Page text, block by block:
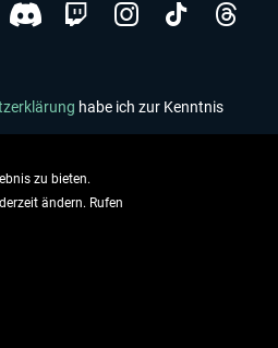
habe ich zur Kenntnis
zu bieten.
ändern. Rufen